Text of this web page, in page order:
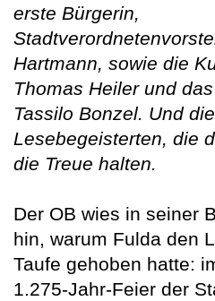
erste Bürgerin,
Hartmann, sowie die
Thomas Heiler und
Tassilo Bonzel. Und
Lesebegeisterten, die
die Treue halten.
Der OB wies in seiner
hin, warum Fulda den
Taufe gehoben hatte:
1.275-Jahr-Feier der